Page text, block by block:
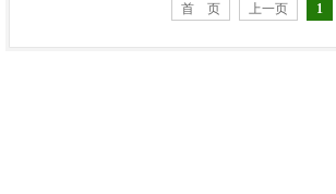
首 页 上一页 1